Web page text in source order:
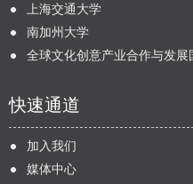
上海交通大学
南加州大学
全球文化创意产业合作与发展
快速通道
加入我们
媒体中心